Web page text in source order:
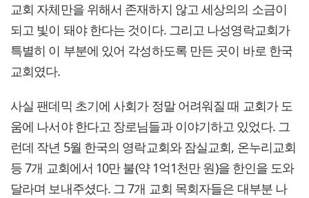
교회 자체만을 위해서 존재하지 않고 세상의의 소금이
되고 빛이 돼야 한다는 것이다. 그리고 나성영락교회가
특별히 이 부분에 있어 각성하도록 만든 곳이 바로 한국
교회였다.
사실 팬데믹 초기에 사회가 정말 어려워질 때 교회가 도
움에 나서야 한다고 장로님들과 이야기하고 있었다. 그
런데 작년 5월 한국의 영락교회와 잠실교회, 온누리교회
등 7개 교회에서 10만 불(약 1억1천만 원)을 한인을 도와
달라며 보내주셨다. 그 7개 교회 목회자들은 대부분 나